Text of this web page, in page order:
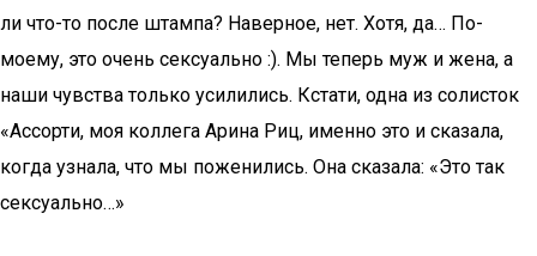
ли что-то после штампа? Наверное, нет. Хотя, да… По-
моему, это очень сексуально :). Мы теперь муж и жена, а
наши чувства только усилились. Кстати, одна из солисток
«Ассорти, моя коллега Арина Риц, именно это и сказала,
когда узнала, что мы поженились. Она сказала: «Это так
сексуально…»